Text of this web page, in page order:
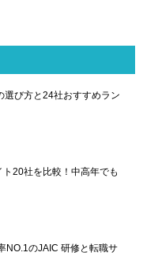
選び方と24社おすすめラン
20社を比較！中高年でも
NO.1のJAIC 研修と転職サ